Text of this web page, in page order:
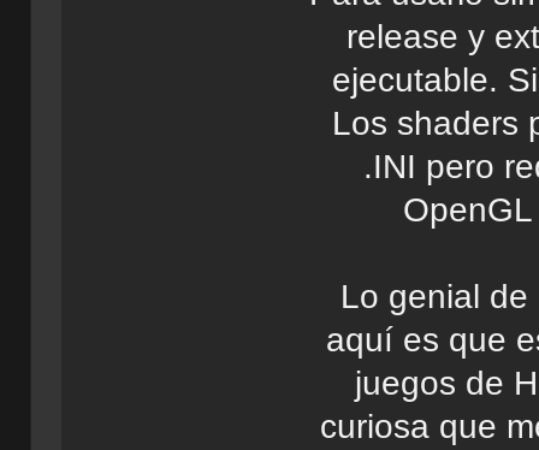
release y
ejecutable.
Los shaders
.INI pero
Lo genial
aquí es que
juegos de
curiosa que